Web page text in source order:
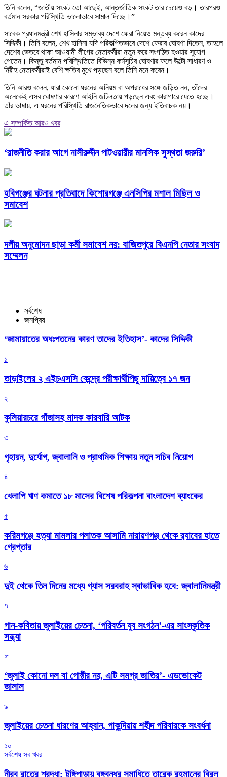
তিনি বলেন, “জাতীয় সংকট তো আছেই, আন্তর্জাতিক সংকট তার চেয়েও বড়। তারপরও
বর্তমান সরকার পরিস্থিতি ভালোভাবে সামাল দিচ্ছে।”
সাবেক প্রধানমন্ত্রী শেখ হাসিনার সম্ভাব্য দেশে ফেরা নিয়েও মন্তব্য করেন কাদের
সিদ্দিকী। তিনি বলেন, শেখ হাসিনা যদি পরিকল্পিতভাবে দেশে ফেরার ঘোষণা দিতেন, তাহলে
দেশের ভেতরে থাকা আওয়ামী লীগের নেতাকর্মীরা নতুন করে সংগঠিত হওয়ার সুযোগ
পেতেন। কিন্তু বর্তমান পরিস্থিতিতে বিভিন্ন কর্মসূচির ঘোষণার ফলে উল্টো সাধারণ ও
নিরীহ নেতাকর্মীরাই বেশি ক্ষতির মুখে পড়ছেন বলে তিনি মনে করেন।
তিনি আরও বলেন, যারা কোনো ধরনের অনিয়ম বা অপরাধের সঙ্গে জড়িত নন, তাঁদের
অনেকেই এসব ঘোষণার কারণে আইনি জটিলতায় পড়ছেন এবং কারাগারে যেতে হচ্ছে।
তাঁর ভাষায়, এ ধরনের পরিস্থিতি রাজনৈতিকভাবে দলের জন্য ইতিবাচক নয়।
এ সম্পর্কিত আরও খবর
‘রাজনীতি করার আগে নাসীরুদ্দীন পাটওয়ারীর মানসিক সুস্থতা জরুরি’
হবিগঞ্জের ঘটনার প্রতিবাদে কিশোরগঞ্জে এনসিপির মশাল মিছিল ও
সমাবেশ
দলীয় অনুমোদন ছাড়া কর্মী সমাবেশ নয়: বাজিতপুরে বিএনপি নেতার সংবাদ
সম্মেলন
সর্বশেষ
জনপ্রিয়
‘জামায়াতের অধঃপতনের কারণ তাদের ইতিহাস’- কাদের সিদ্দিকী
১
তাড়াইলের ২ এইচএসসি কেন্দ্রে পরীক্ষার্থীপিছু দায়িত্বে ১৭ জন
২
কুলিয়ারচরে গাঁজাসহ মাদক কারবারি আটক
৩
গৃহায়ন, দুর্যোগ, জ্বালানি ও প্রাথমিক শিক্ষায় নতুন সচিব নিয়োগ
৪
খেলাপি ঋণ কমাতে ১৮ মাসের বিশেষ পরিকল্পনা বাংলাদেশ ব্যাংকের
৫
করিমগঞ্জে হত্যা মামলার পলাতক আসামি নারায়ণগঞ্জ থেকে র‌্যাবের হাতে
গ্রেপ্তার
৬
দুই থেকে তিন দিনের মধ্যে গ্যাস সরবরাহ স্বাভাবিক হবে: জ্বালানিমন্ত্রী
৭
গান-কবিতায় জুলাইয়ের চেতনা, ‘পরিবর্তন যুব সংগঠন’-এর সাংস্কৃতিক
সন্ধ্যা
৮
‘জুলাই কোনো দল বা গোষ্ঠীর নয়, এটি সমগ্র জাতির’- এডভোকেট
জালাল
৯
জুলাইয়ের চেতনা ধারণের আহ্বান, পাকুন্দিয়ায় শহীদ পরিবারকে সংবর্ধনা
১০
সর্বশেষ সব খবর
নীরব রাতের শ্রদ্ধা: টুঙ্গিপাড়ায় বঙ্গবন্ধুর সমাধিতে তারেক রহমানের বিরল